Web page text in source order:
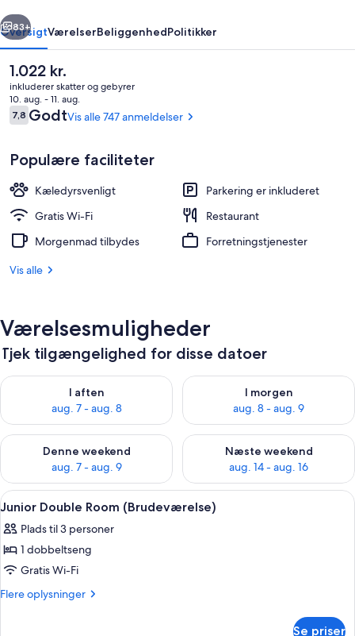
Lobby
Næste
83+
OversigtVærelserBeliggenhedPolitikker
Den
nuværende
pris
er
1.022 kr.
1.022 kr.
inkluderer skatter og gebyrer
10. aug. - 11. aug.
Anmeldelser
7,87,8 ud af 10.
GodtVis alle 747 anmeldelser
Populære faciliteter
Kæledyrsvenligt
Parkering er inkluderet
Gratis Wi-Fi
Restaurant
Morgenmad tilbydes
Forretningstjenester
Vis alle
Værelsesmuligheder
Tjek tilgængelighed for disse datoer
I aften
aug. 7 - aug. 8
Tjek tilgængelighed for i aften aug. 7 - aug. 8
I morgen
aug. 8 - aug. 9
Tjek tilgængelighed for i
Denne weekend
aug. 7 - aug. 9
Tjek tilgængelighed for denne weekend aug. 7 - aug. 9
Næste weekend
aug. 14 - aug. 16
Tjek tilgængelighed for næste
Indlæs
alle
billeder
af
Junior
Double
Et værelse med en seng, et
7
Junior Double Room (Brudeværelse)
Plads til 3 personer
1 dobbeltseng
Gratis Wi-Fi
Flere oplysninger
Flere
Se priser